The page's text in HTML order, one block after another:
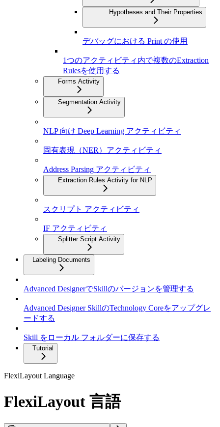
Hypotheses and Their Properties
デバッグにおける Print の使用
1つのアクティビティ内で複数のExtraction
Rulesを使用する
Forms Activity
Segmentation Activity
NLP 向け Deep Learning アクティビティ
固有表現（NER）アクティビティ
Address Parsing アクティビティ
Extraction Rules Activity for NLP
スクリプト アクティビティ
IF アクティビティ
Splitter Script Activity
Labeling Documents
Advanced DesignerでSkillのバージョンを管理する
Advanced Designer SkillのTechnology Coreをアップグレ
ードする
Skill をローカル フォルダーに保存する
Tutorial
FlexiLayout Language
FlexiLayout 言語